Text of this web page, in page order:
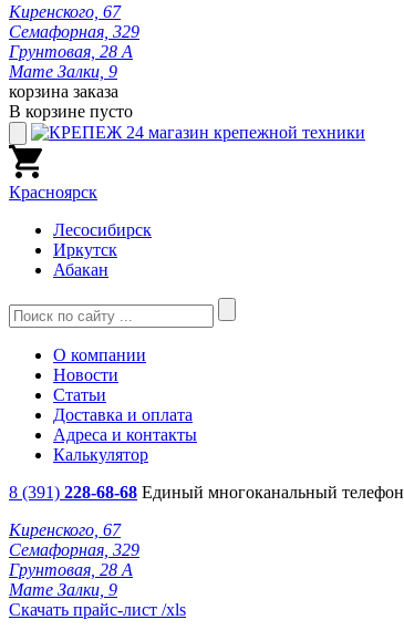
Киренского, 67
Семафорная, 329
Грунтовая, 28 А
Мате Залки, 9
корзина заказа
В корзине пусто
Красноярск
Лесосибирск
Иркутск
Абакан
О компании
Новости
Статьи
Доставка и оплата
Адреса и контакты
Калькулятор
8 (391) 228-68-68 Единый многоканальный телефон
Киренского, 67
Семафорная, 329
Грунтовая, 28 А
Мате Залки, 9
Скачать прайс-лист /xls